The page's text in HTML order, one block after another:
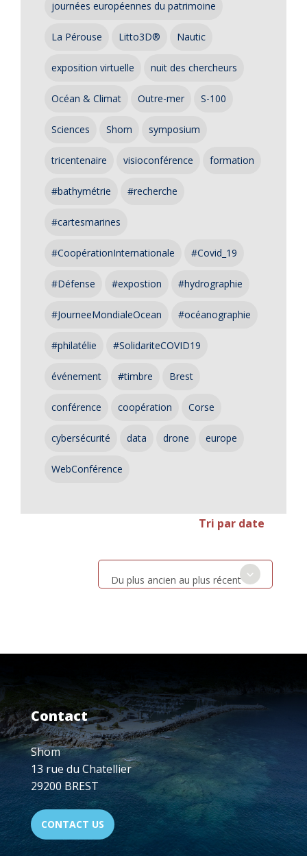
journées européennes du patrimoine
La Pérouse Litto3D® Nautic
exposition virtuelle nuit des chercheurs
Océan & Climat Outre-mer S-100
Sciences Shom symposium
tricentenaire visioconférence formation
#bathymétrie #recherche
#cartesmarines
#CoopérationInternationale #Covid_19
#Défense #expostion #hydrographie
#JourneeMondialeOcean #océanographie
#philatélie #SolidariteCOVID19
événement #timbre Brest
conférence coopération Corse
cybersécurité data drone europe
WebConférence
Tri par date
Du plus ancien au plus récent
Contact
Shom
13 rue du Chatellier
29200 BREST
CONTACT US